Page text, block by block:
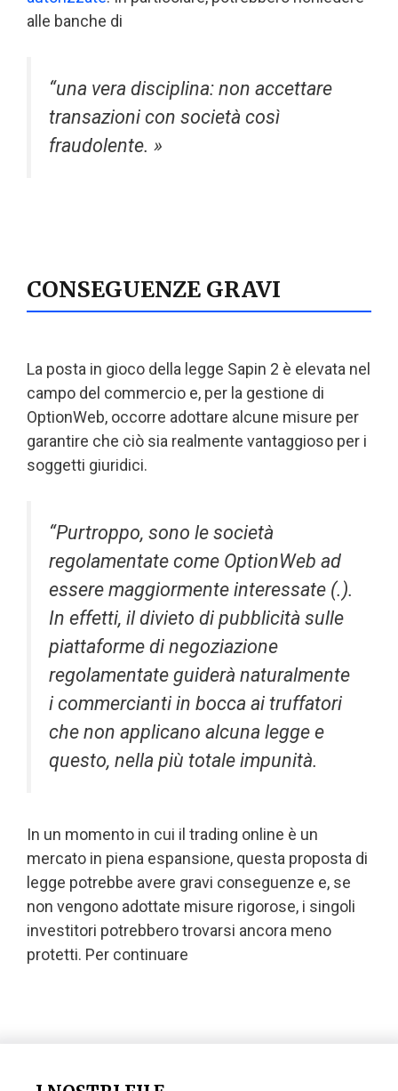
alle banche di
“una vera disciplina: non accettare
transazioni con società così
fraudolente. »
CONSEGUENZE GRAVI
La posta in gioco della legge Sapin 2 è elevata nel
campo del commercio e, per la gestione di
OptionWeb, occorre adottare alcune misure per
garantire che ciò sia realmente vantaggioso per i
soggetti giuridici.
“Purtroppo, sono le società
regolamentate come OptionWeb ad
essere maggiormente interessate (.).
In effetti, il divieto di pubblicità sulle
piattaforme di negoziazione
regolamentate guiderà naturalmente
i commercianti in bocca ai truffatori
che non applicano alcuna legge e
questo, nella più totale impunità.
In un momento in cui il trading online è un
mercato in piena espansione, questa proposta di
legge potrebbe avere gravi conseguenze e, se
non vengono adottate misure rigorose, i singoli
investitori potrebbero trovarsi ancora meno
protetti. Per continuare